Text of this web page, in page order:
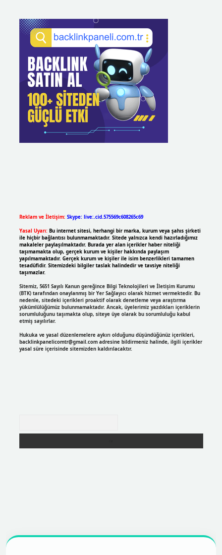
Reklam ve İletişim: Skype: live:.cid.575569c608265c69
Yasal Uyarı: Bu internet sitesi, herhangi bir marka, kurum veya şahıs şirketi
ile hiçbir bağlantısı bulunmamaktadır. Sitede yalnızca kendi hazırladığımız
makaleler paylaşılmaktadır. Burada yer alan içerikler haber niteliği
taşımamakta olup, gerçek kurum ve kişiler hakkında paylaşım
yapılmamaktadır. Gerçek kurum ve kişiler ile isim benzerlikleri tamamen
tesadüfidir. Sitemizdeki bilgiler taslak halindedir ve tavsiye niteliği
taşımazlar.
Sitemiz, 5651 Sayılı Kanun gereğince Bilgi Teknolojileri ve İletişim Kurumu
(BTK) tarafından onaylanmış bir Yer Sağlayıcı olarak hizmet vermektedir. Bu
nedenle, sitedeki içerikleri proaktif olarak denetleme veya araştırma
yükümlülüğümüz bulunmamaktadır. Ancak, üyelerimiz yazdıkları içeriklerin
sorumluluğunu taşımakta olup, siteye üye olarak bu sorumluluğu kabul
etmiş sayılırlar.
Hukuka ve yasal düzenlemelere aykırı olduğunu düşündüğünüz içerikleri,
backlinkpanelicomtr@gmail.comadresine bildirmeniz halinde, ilgili içerikler
yasal süre içerisinde sitemizden kaldırılacaktır.